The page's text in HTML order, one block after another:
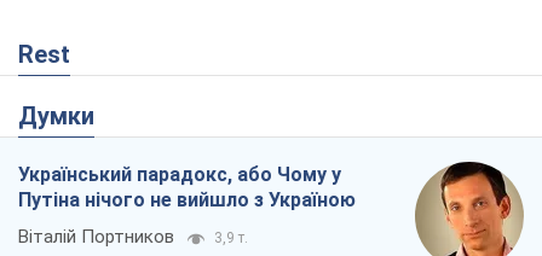
Rest
Думки
Український парадокс, або Чому у
Путіна нічого не вийшло з Україною
Віталій Портников 3,9 т.